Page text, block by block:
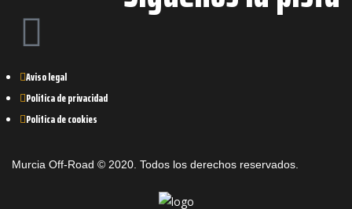
Aviso legal
Política de privacidad
Política de cookies
Murcia Off-Road © 2020. Todos los derechos reservados.